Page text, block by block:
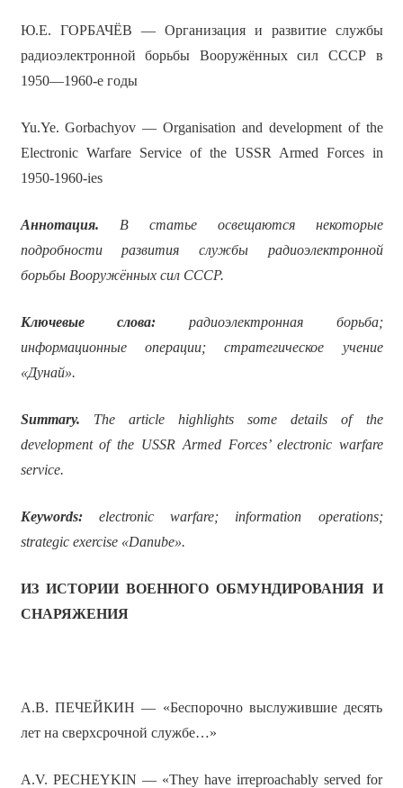
Ю.Е. ГОРБАЧЁВ — Организация и развитие службы
радиоэлектронной борьбы Вооружённых сил СССР в
1950—1960-е годы
Yu.Ye. Gorbachyov — Organisation and development of the
Electronic Warfare Service of the USSR Armed Forces in
1950-1960-ies
Аннотация. В статье освещаются некоторые
подробности развития службы радиоэлектронной
борьбы Вооружённых сил СССР.
Ключевые слова: радиоэлектронная борьба;
информационные операции; стратегическое учение
«Дунай».
Summary. The article highlights some details of the
development of the USSR Armed Forces’ electronic warfare
service.
Keywords:electronic warfare; information operations;
strategic exercise «Danube».
ИЗ ИСТОРИИ ВОЕННОГО ОБМУНДИРОВАНИЯ И
СНАРЯЖЕНИЯ
А.В. ПЕЧЕЙКИН — «Беспорочно выслужившие десять
лет на сверхсрочной службе…»
A.V. PECHEYKIN — «They have irreproachably served for